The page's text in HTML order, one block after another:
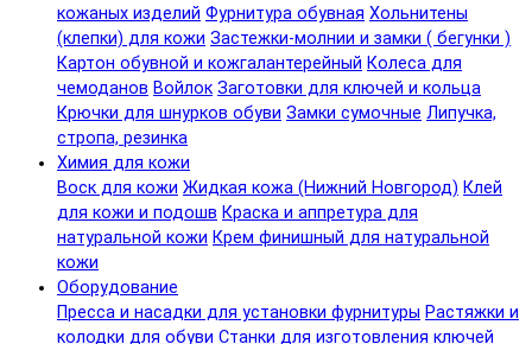
кожаных изделий Фурнитура обувная Хольнитены
(клепки) для кожи Застежки-молнии и замки ( бегунки )
Картон обувной и кожгалантерейный Колеса для
чемоданов Войлок Заготовки для ключей и кольца
Крючки для шнурков обуви Замки сумочные Липучка,
стропа, резинка
Химия для кожи
Воск для кожи Жидкая кожа (Нижний Новгород) Клей
для кожи и подошв Краска и аппретура для
натуральной кожи Крем финишный для натуральной
кожи
Оборудование
Пресса и насадки для установки фурнитуры Растяжки и
колодки для обуви Станки для изготовления ключей